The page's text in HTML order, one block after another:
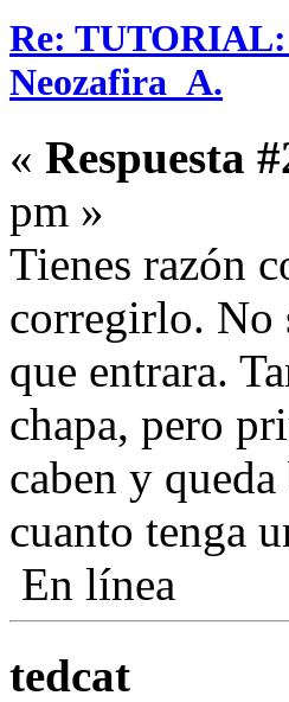
Re: TUTORIAL:
Neozafira_A.
« Respuesta
pm »
Tienes razón
corregirlo. No
que entrara.
chapa, pero
caben y
cuanto tenga
En línea
tedcat